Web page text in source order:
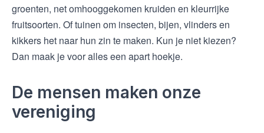
groenten, net omhooggekomen kruiden en kleurrijke
fruitsoorten. Of tuinen om insecten, bijen, vlinders en
kikkers het naar hun zin te maken. Kun je niet kiezen?
Dan maak je voor alles een apart hoekje.
De mensen maken onze
vereniging